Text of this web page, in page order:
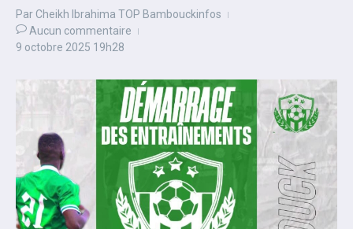
Par Cheikh Ibrahima TOP Bambouckinfos
Aucun commentaire
9 octobre 2025 19h28